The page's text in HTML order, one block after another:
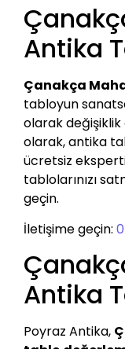
Antika
Çanakça
tabloyun
olarak
olarak, antika
ücretsiz
tablolarınızı
geçin.
İletişime geçin:
Antika
Poyraz Antika,